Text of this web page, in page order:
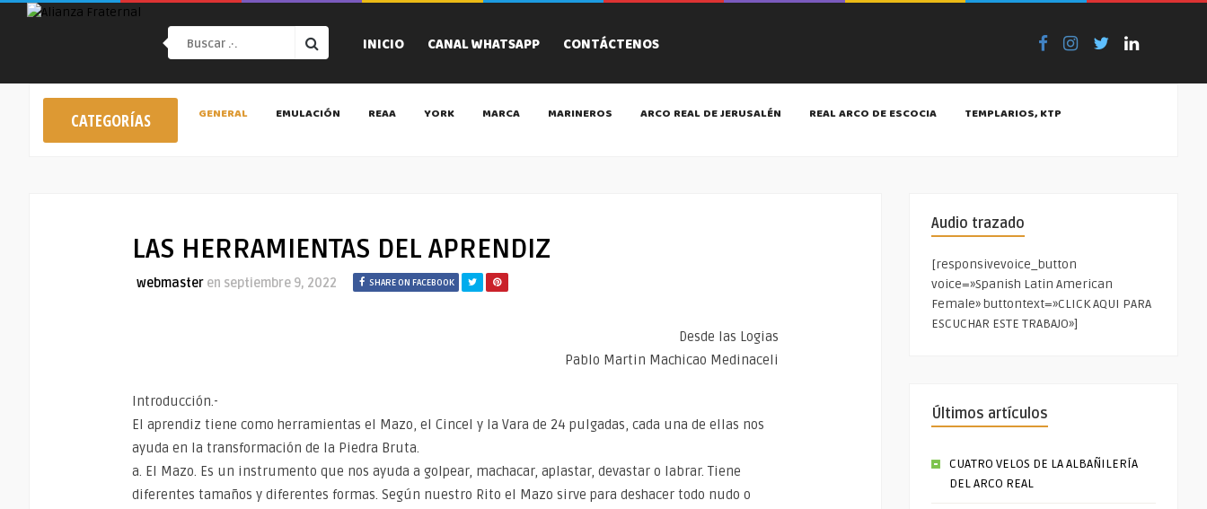
INICIO CANAL WHATSAPP CONTÁCTENOS
CATEGORÍAS GENERAL EMULACIÓN REAA YORK MARCA MARINEROS ARCO REAL DE JERUSALÉN REAL ARCO DE ESCOCIA TEMPLARIOS, KTP
LAS HERRAMIENTAS DEL APRENDIZ
webmaster en septiembre 9, 2022 SHARE ON FACEBOOK
Desde las Logias
Pablo Martin Machicao Medinaceli
Introducción.-
El aprendiz tiene como herramientas el Mazo, el Cincel y la Vara de 24 pulgadas, cada una de ellas nos
ayuda en la transformación de la Piedra Bruta.
a. El Mazo. Es un instrumento que nos ayuda a golpear, machacar, aplastar, devastar o labrar. Tiene
diferentes tamaños y diferentes formas. Según nuestro Rito el Mazo sirve para deshacer todo nudo o
Audio trazado
[responsivevoice_button
voice=»Spanish Latin American
Female» buttontext=»CLICK AQUI PARA
ESCUCHAR ESTE TRABAJO»]
Últimos artículos
CUATRO VELOS DE LA ALBAÑILERÍA
DEL ARCO REAL